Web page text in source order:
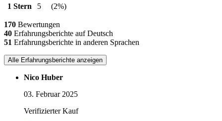
1 Stern
5 (2%)
170 Bewertungen
40 Erfahrungsberichte auf Deutsch
51 Erfahrungsberichte in anderen Sprachen
Alle Erfahrungsberichte anzeigen
Nico Huber
03. Februar 2025
Verifizierter Kauf